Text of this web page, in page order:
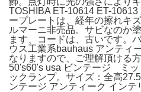
TOSHIBA ET-10614 ET-
ープレートは、経年の擦れキ
ルマーニ非売品。サビなのか
ます、コードは、古いです。
ウス工業系bauhaus アンティ
なりますので、ご理解頂ける
50's60's usa ビンテージ ミ
ックランプ。サイズ：全高
ンテージ アンティーク インテ